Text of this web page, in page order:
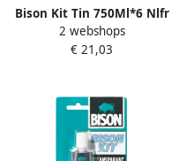
Bison Kit Tin 750Ml*6 Nlfr
1301140
2 webshops
€ 21,03